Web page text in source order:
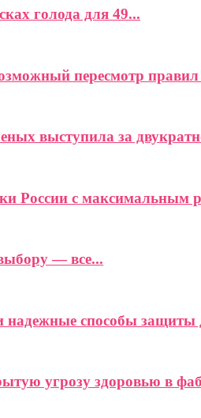
голода для 49...
пересмотр правил
выступила за
России с максимальным
— все...
надежные способы защиты
угрозу здоровью в